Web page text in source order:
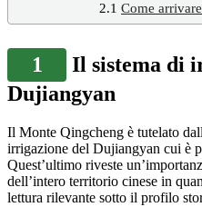
2.1 Come arrivare
1
Il sistema di
Dujiangyan
Il Monte Qingcheng è tutelato
irrigazione del Dujiangyan cui è
Quest’ultimo riveste
dell’intero territorio cinese in
lettura rilevante sotto il profilo